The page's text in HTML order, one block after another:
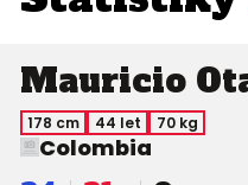
Mauricio
178 cm 44 let 70 kg
Colombia